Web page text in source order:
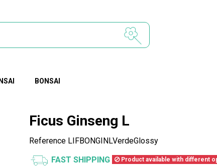
BONSAI
Ficus Ginseng L
Reference LIFBONGINLVerdeGlossy
FAST SHIPPING Product available with different